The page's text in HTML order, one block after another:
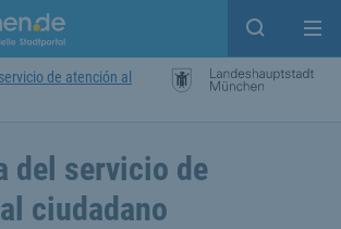
Open
de atención al
del servicio de
ciudadano